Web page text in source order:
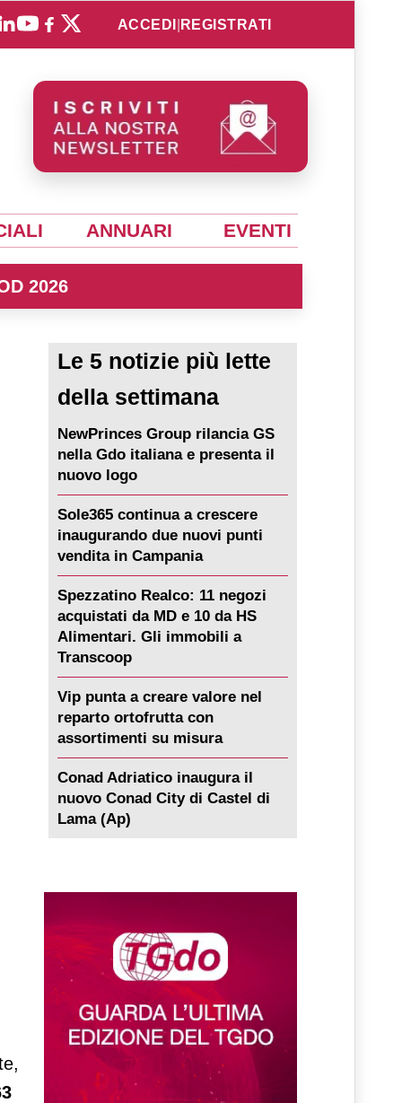
ACCEDI REGISTRATI
ANNUARI EVENTI
2026
Le 5 notizie più lette
della settimana
NewPrinces Group rilancia GS
nella Gdo italiana e presenta il
nuovo logo
Sole365 continua a crescere
inaugurando due nuovi punti
vendita in Campania
Spezzatino Realco: 11 negozi
acquistati da MD e 10 da HS
Alimentari. Gli immobili a
Transcoop
Vip punta a creare valore nel
reparto ortofrutta con
assortimenti su misura
Conad Adriatico inaugura il
nuovo Conad City di Castel di
Lama (Ap)